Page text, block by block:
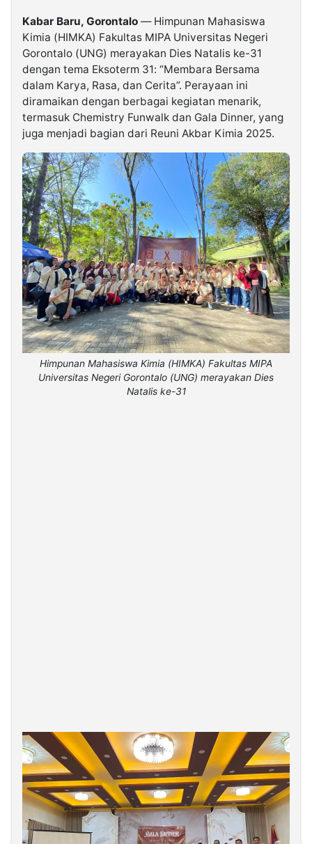
Kabarbaru.co
2026
Kabarbaru
Media
Holding
Kabar Baru, Gorontalo — Himpunan Mahasiswa
Kimia (HIMKA) Fakultas MIPA Universitas Negeri
Gorontalo (UNG) merayakan Dies Natalis ke-31
dengan tema Eksoterm 31: “Membara Bersama
dalam Karya, Rasa, dan Cerita”. Perayaan ini
diramaikan dengan berbagai kegiatan menarik,
termasuk Chemistry Funwalk dan Gala Dinner, yang
juga menjadi bagian dari Reuni Akbar Kimia 2025.
Himpunan Mahasiswa Kimia (HIMKA) Fakultas MIPA
Universitas Negeri Gorontalo (UNG) merayakan Dies
Natalis ke-31